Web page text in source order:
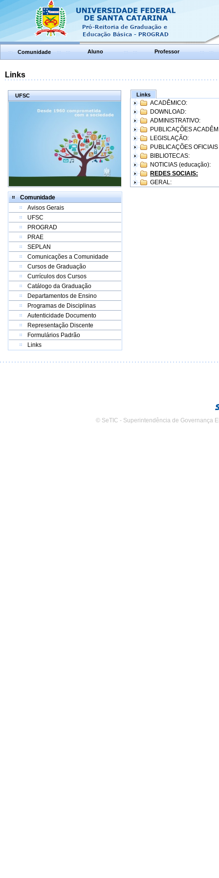
Comunidade Aluno Professor
Links
UFSC
Comunidade
Avisos Gerais
UFSC
PROGRAD
PRAE
SEPLAN
Comunicações a Comunidade
Cursos de Graduação
Currículos dos Cursos
Catálogo da Graduação
Departamentos de Ensino
Programas de Disciplinas
Autenticidade Documento
Representação Discente
Formulários Padrão
Links
Links
ACADÊMICO:
DOWNLOAD:
ADMINISTRATIVO:
PUBLICAÇÕES
LEGISLAÇÃO:
PUBLICAÇÕES
BIBLIOTECAS:
NOTICIAS (educação):
REDES SOCIAIS:
GERAL:
© SeTIC - Superintendência de Governança